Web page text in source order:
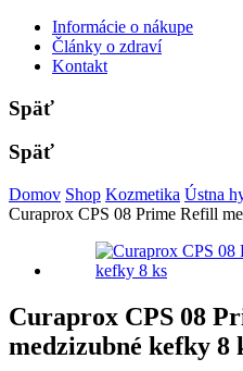
Informácie o nákupe
Články o zdraví
Kontakt
Späť
Späť
Domov Shop Kozmetika Ústna
Curaprox CPS 08 Prime Refill
Curaprox CPS 08
medzizubné kefky 8